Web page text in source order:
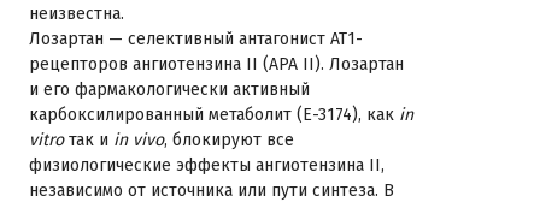
неизвестна.
Лозартан — селективный антагонист АТ1-
рецепторов ангиотензина II (АРА II). Лозартан
и его фармакологически активный
карбоксилированный метаболит (Е-3174), как in
vitroтак и in vivo, блокируют все
физиологические эффекты ангиотензина II,
независимо от источника или пути синтеза. В